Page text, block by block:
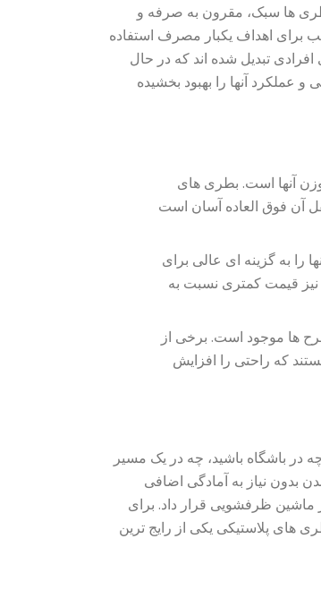
ها سبک، مقرون به صرفه و
برای اهداف یکبار مصرف استفاده
تبدیل شده اند که در حال
عملکرد آنها را بهبود بخشیده
آنها است. بطری های
آن فوق العاده آسان است
را به گزینه ای عالی برای
نیز قیمت کمتری نسبت به
ها موجود است. برخی از
که راحتی را افزایش
در باشگاه باشید، چه در یک مسیر
بدون نیاز به آمادگی اضافی
ماشین ظرفشویی قرار داد. برای
های پلاستیکی یکی از رایج ترین